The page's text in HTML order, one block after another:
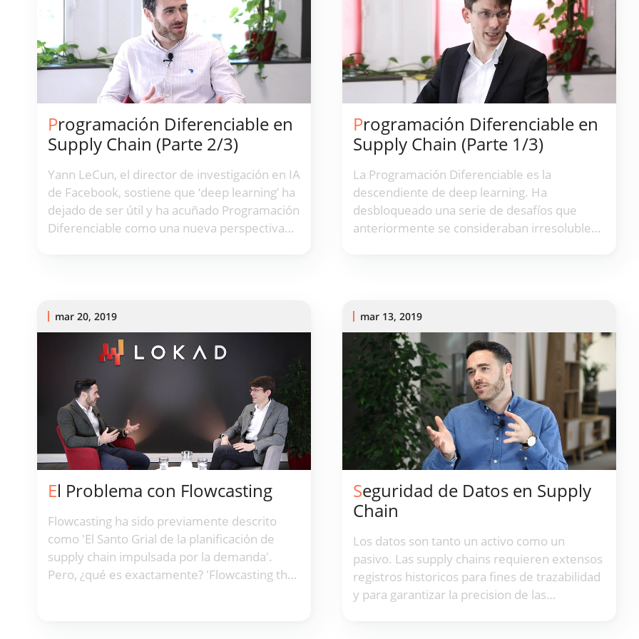
Programación Diferenciable en
Supply Chain (Parte 2/3)
Yann LeCun, el director de investigación en IA
de Facebook, sostiene que ‘deep learning’ ha
dejado de ser útil y ha acuñado Programación
Diferenciable como una nueva perspectiva
Programación Diferenciable en
Supply Chain (Parte 1/3)
La Programación Diferenciable es la
descendiente de deep learning. Ha
desbloqueado una serie de desafíos que
anteriormente se consideraban irresolubles
mar 20, 2019
El Problema con Flowcasting
Flowcasting ha sido previamente descrito
como 'El Santo Grial de la planificación de
supply chain impulsada por la demanda'.
Pero, ¿qué es exactamente? 'Flowcasting the
mar 13, 2019
Seguridad de Datos en Supply
Chain
Los datos son tanto un activo como un
pasivo. Las supply chains requieren extensos
registros historicos para fines de trazabilidad
y para garantizar la precision de las